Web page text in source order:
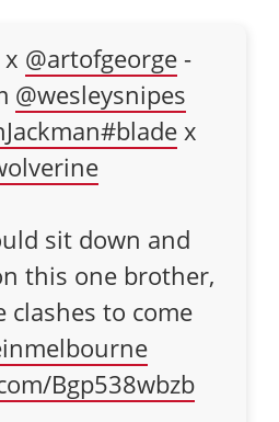
x @artofgeorge -
@wesleysnipes
#bladex
sit down and
this one brother,
clashes to come
Bgp538wbzb